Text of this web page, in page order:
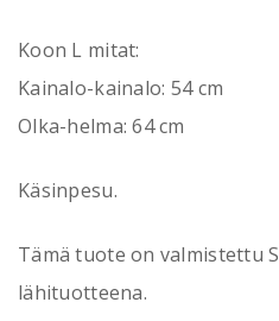
Koon L mitat:
Kainalo-kainalo: 54 cm
Olka-helma: 64 cm
Käsinpesu.
Tämä tuote on valmistettu
lähituotteena.